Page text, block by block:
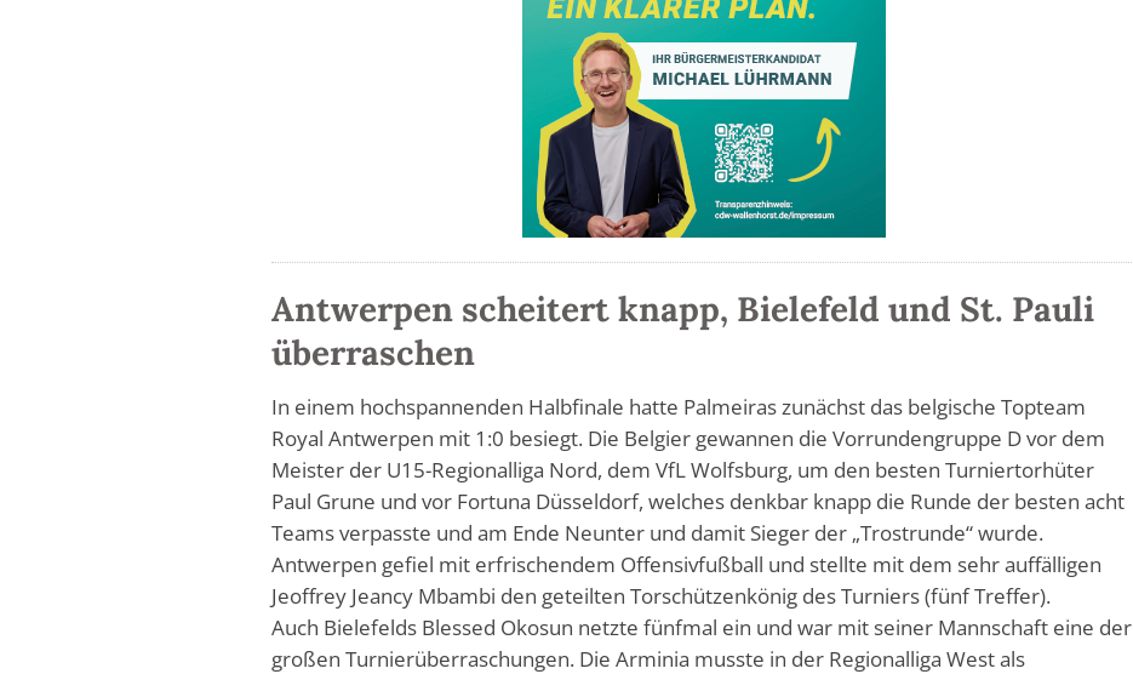
Antwerpen scheitert knapp, Bielefeld und St. Pauli
überraschen
In einem hochspannenden Halbfinale hatte Palmeiras zunächst das belgische Topteam
Royal Antwerpen mit 1:0 besiegt. Die Belgier gewannen die Vorrundengruppe D vor dem
Meister der U15-Regionalliga Nord, dem VfL Wolfsburg, um den besten Turniertorhüter
Paul Grune und vor Fortuna Düsseldorf, welches denkbar knapp die Runde der besten acht
Teams verpasste und am Ende Neunter und damit Sieger der „Trostrunde“ wurde.
Antwerpen gefiel mit erfrischendem Offensivfußball und stellte mit dem sehr auffälligen
Jeoffrey Jeancy Mbambi den geteilten Torschützenkönig des Turniers (fünf Treffer).
Auch Bielefelds Blessed Okosun netzte fünfmal ein und war mit seiner Mannschaft eine der
großen Turnierüberraschungen. Die Arminia musste in der Regionalliga West als